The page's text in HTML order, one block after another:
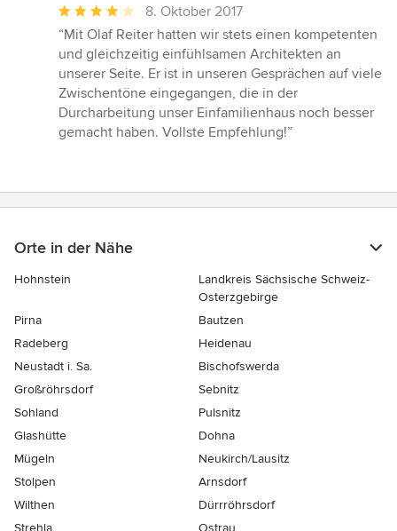
Durchschnittliche
Bewertung:
4
von
5
Sternen
8. Oktober 2017
“Mit Olaf Reiter hatten wir stets einen kompetenten
und gleichzeitig einfühlsamen Architekten an
unserer Seite. Er ist in unseren Gesprächen auf viele
Zwischentöne eingegangen, die in der
Durcharbeitung unser Einfamilienhaus noch besser
gemacht haben. Vollste Empfehlung!”
Orte in der Nähe
Hohnstein
Landkreis Sächsische Schweiz-
Osterzgebirge
Pirna
Bautzen
Radeberg
Heidenau
Neustadt i. Sa.
Bischofswerda
Großröhrsdorf
Sebnitz
Sohland
Pulsnitz
Glashütte
Dohna
Mügeln
Neukirch/Lausitz
Stolpen
Arnsdorf
Wilthen
Dürrröhrsdorf
Strehla
Ostrau